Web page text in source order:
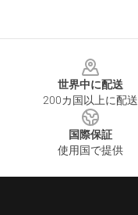
世界中に配送
200カ国以上に配送
国際保証
使用国で提供